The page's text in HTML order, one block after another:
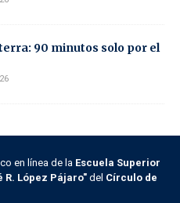
90 minutos solo por el
en línea de la Escuela Superior
R. López Pájaro" del Círculo de